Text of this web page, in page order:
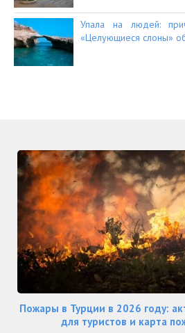
Упала на людей:
«Целующиеся слоны»
Пожары в Турции в 2026 году:
для туристов и карта